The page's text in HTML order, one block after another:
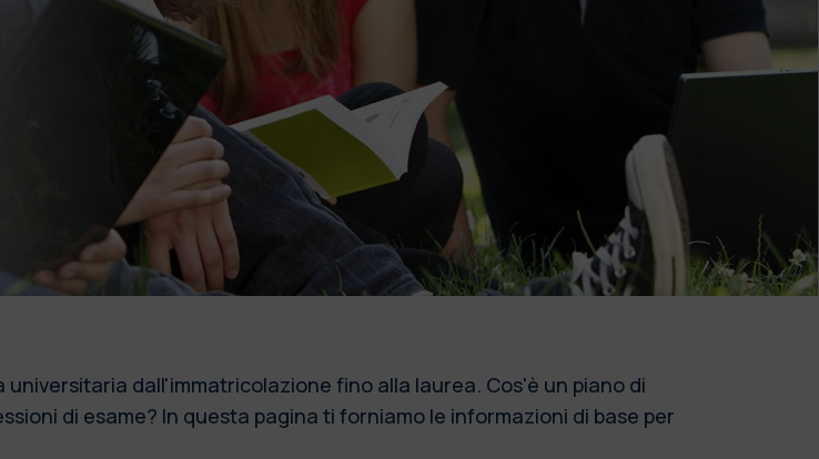
dall'immatricolazione fino alla laurea. Cos'è un piano di
di esame? In questa pagina ti forniamo le informazioni di base per